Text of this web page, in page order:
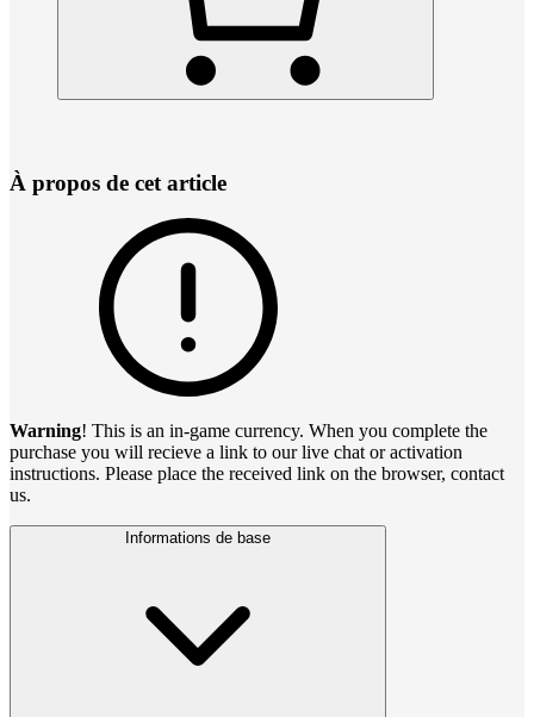
À propos de cet article
Warning! This is an in-game currency. When you complete the
purchase you will recieve a link to our live chat or activation
instructions. Please place the received link on the browser, contact
us.
Informations de base